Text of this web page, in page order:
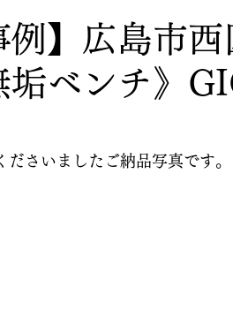
無垢のチェアpickup
例】広島市
垢ベンチ》
さいましたご納品写真です。